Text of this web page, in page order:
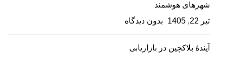
شهرهای هوشمند
تیر 22, 1405
بدون دیدگاه
آیندۀ بلاکچین در بازاریابی